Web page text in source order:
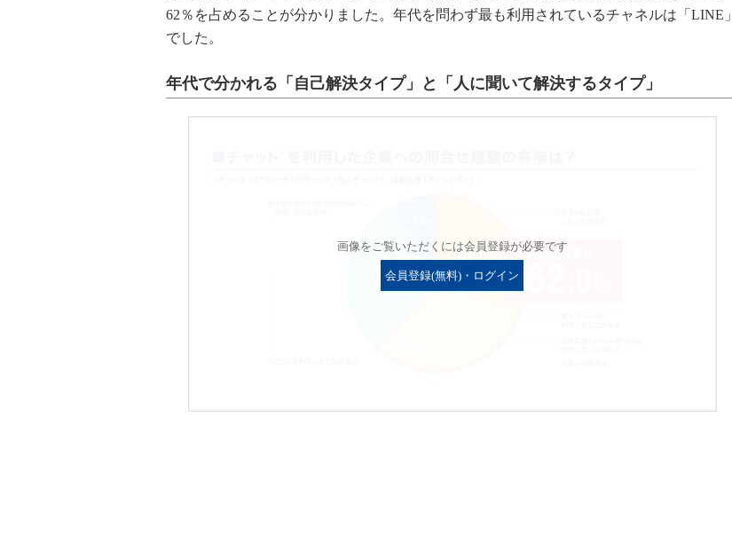
62％を占めることが分かりました。年代を問わず最も利用されているチャネルは「LINE」
でした。
年代で分かれる「自己解決タイプ」と「人に聞いて解決するタイプ」
画像をご覧いただくには会員登録が必要です
会員登録(無料)・ログイン